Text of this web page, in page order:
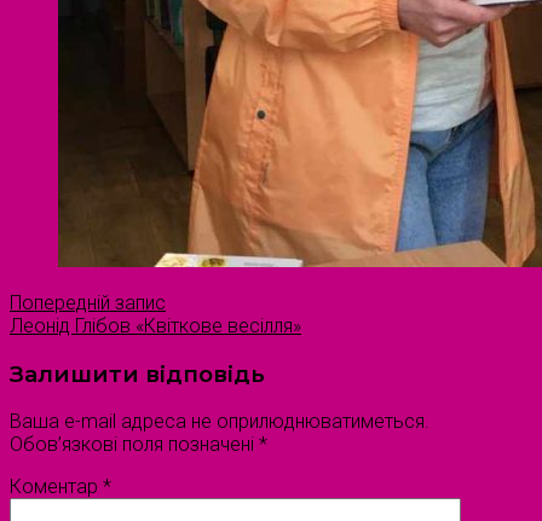
Попередній запис
Леонід Глібов «Квіткове весілля»
Залишити відповідь
Ваша e-mail адреса не оприлюднюватиметься.
Обов’язкові поля позначені *
Коментар *